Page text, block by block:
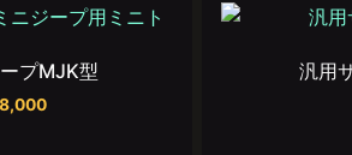
プMJK型 汎用